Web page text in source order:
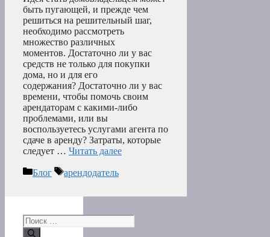
быть пугающей, и прежде чем
решиться на решительный шаг,
необходимо рассмотреть
множество различных
моментов. Достаточно ли у вас
средств не только для покупки
дома, но и для его
содержания? Достаточно ли у вас
времени, чтобы помочь своим
арендаторам с какими-либо
проблемами, или вы
воспользуетесь услугами агента по
сдаче в аренду? Затраты, которые
следует … Читать далее
Рубрики
Блог Метки
арендодатель
Поиск: